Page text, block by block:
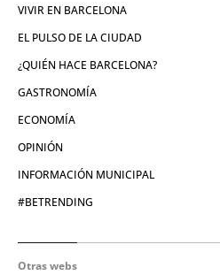
VIVIR EN BARCELONA
EL PULSO DE LA CIUDAD
¿QUIÉN HACE BARCELONA?
GASTRONOMÍA
ECONOMÍA
OPINIÓN
INFORMACIÓN MUNICIPAL
#BETRENDING
Otras webs